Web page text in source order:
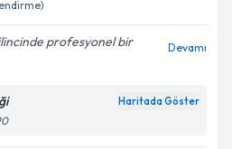
profesyonel bir
Devamı
Haritada Göster